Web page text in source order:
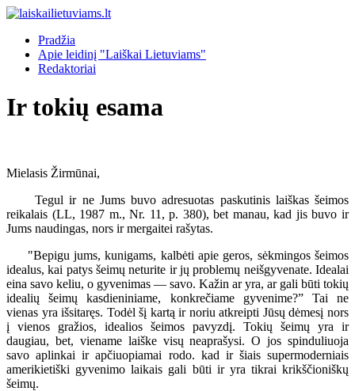
Pradžia
Apie leidinį "Laiškai Lietuviams"
Redaktoriai
Ir tokių esama
Mielasis Žirmūnai,
Tegul ir ne Jums buvo adresuotas paskutinis laiškas šeimos
reikalais (LL, 1987 m., Nr. 11, p. 380), bet manau, kad jis buvo ir
Jums naudingas, nors ir mergaitei rašytas.
"Bepigu jums, kunigams, kalbėti apie geros, sėkmingos šeimos
idealus, kai patys šeimų neturite ir jų problemų neišgyvenate. Idealai
eina savo keliu, o gyvenimas — savo. Kažin ar yra, ar gali būti tokių
idealių šeimų kasdieniniame, konkrečiame gyvenime?” Tai ne
vienas yra išsitaręs. Todėl šį kartą ir noriu atkreipti Jūsų dėmesį nors
į vienos gražios, idealios šeimos pavyzdį. Tokių šeimų yra ir
daugiau, bet, viename laiške visų neaprašysi. O jos spinduliuoja
savo aplinkai ir apčiuopiamai rodo. kad ir šiais supermoderniais
amerikietiški gyvenimo laikais gali būti ir yra tikrai krikščioniškų
šeimų.